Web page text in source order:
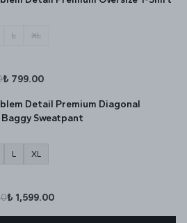
L XL
₺ 799.00
Detail Premium Diagonal
Baggy Sweatpant
L XL
₺ 1,599.00